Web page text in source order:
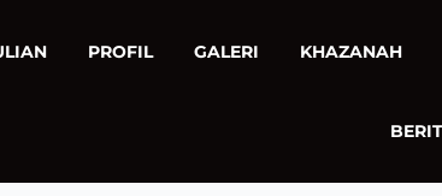
PROFIL GALERI KHAZANAH